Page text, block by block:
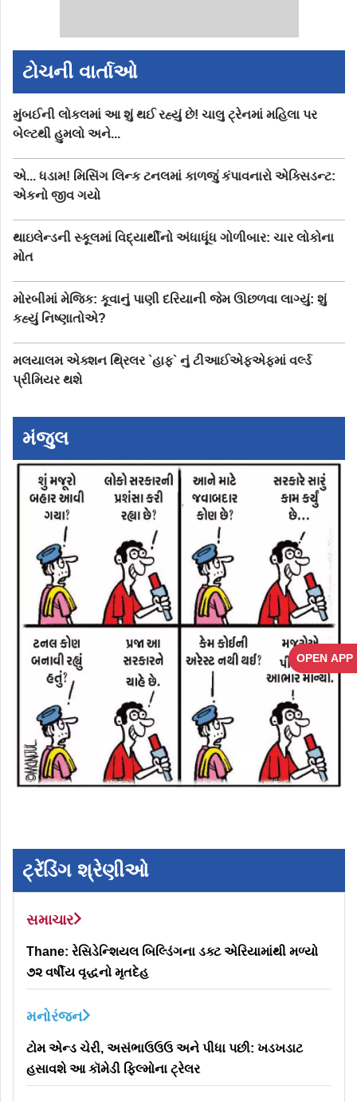
OPEN APP
ટોચની વાર્તાઓ
મુંબઈની લોકલમાં આ શું થઈ રહ્યું છે! ચાલુ ટ્રેનમાં મહિલા પર
બેલ્ટથી હુમલો અને...
એ... ધડામ! મિસિંગ લિન્ક ટનલમાં કાળજું કંપાવનારો એક્સિડન્ટ:
એકનો જીવ ગયો
થાઇલેન્ડની સ્કૂલમાં વિદ્યાર્થીનો અંધાધૂંધ ગોળીબાર: ચાર લોકોના
મોત
મોરબીમાં મેજિક: કૂવાનું પાણી દરિયાની જેમ ઊછળવા લાગ્યું: શું
કહ્યું નિષ્ણાતોએ?
મલયાલમ એક્શન થ્રિલર `હાફ` નું ટીઆઈએફએફમાં વર્લ્ડ
પ્રીમિયર થશે
મંજુલ
ટ્રેંડિંગ શ્રેણીઓ
સમાચાર
Thane: રેસિડેન્શિયલ બિલ્ડિંગના ડક્ટ એરિયામાંથી મળ્યો
૭૨ વર્ષીય વૃદ્ધનો મૃતદેહ
મનોરંજન
ટોમ એન્ડ ચેરી, અસંભાઉઉઉ અને પીધા પછી: ખડખડાટ
હસાવશે આ કૉમેડી ફિલ્મોના ટ્રેલર